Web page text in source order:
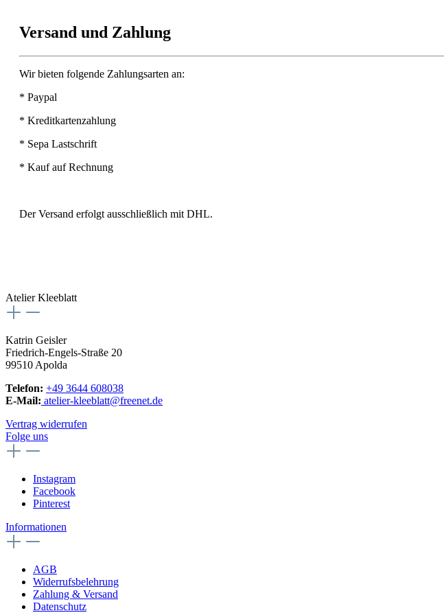
Versand und Zahlung
Wir bieten folgende Zahlungsarten an:
* Paypal
* Kreditkartenzahlung
* Sepa Lastschrift
* Kauf auf Rechnung
Der Versand erfolgt ausschließlich mit DHL.
Atelier Kleeblatt
Katrin Geisler
Friedrich-Engels-Straße 20
99510 Apolda
Telefon: +49 3644 608038
E-Mail: atelier-kleeblatt@freenet.de
Vertrag widerrufen
Folge uns
Instagram
Facebook
Pinterest
Informationen
AGB
Widerrufsbelehrung
Zahlung & Versand
Datenschutz